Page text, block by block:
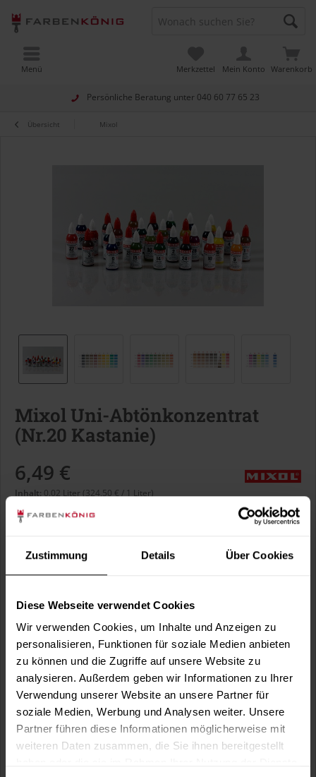
Zustimmung Details Über Cookies
Diese Webseite verwendet Cookies
Wir verwenden Cookies, um Inhalte und Anzeigen zu
personalisieren, Funktionen für soziale Medien anbieten
zu können und die Zugriffe auf unsere Website zu
analysieren. Außerdem geben wir Informationen zu Ihrer
Verwendung unserer Website an unsere Partner für
soziale Medien, Werbung und Analysen weiter. Unsere
Partner führen diese Informationen möglicherweise mit
weiteren Daten zusammen, die Sie ihnen bereitgestellt
Persönliche Beratung unter 040 60 77 65 23
Warenkorb
Merkzettel Mein Konto
Menü
Übersicht Mixol
Mixol Uni-Abtönkonzentrat
(Nr.20 Kastanie)
6,49 €
Inhalt: 0.02 Liter (324,50 € / 1 Liter)
inkl. MwSt.zzgl. Versandkosten
Liter:
In denWarenkorb
Merken Fragen zum Artikel?
Artikel-Nr.: MIX0001NR_20_OXID_KASTANIE